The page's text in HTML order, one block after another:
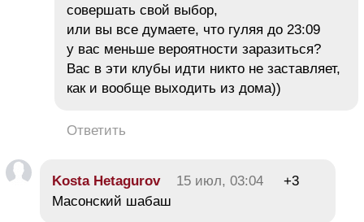
совершать свой выбор,
или вы все думаете, что гуляя до 23:09
у вас меньше вероятности заразиться?
Вас в эти клубы идти никто не заставляет,
как и вообще выходить из дома))
Ответить
Kosta Hetagurov 15 июл, 03:04
+3
Масонский шабаш